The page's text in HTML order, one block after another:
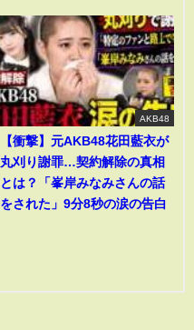
AKB48
【衝撃】元AKB48花田藍衣が
丸刈り謝罪…契約解除の真相
とは？「峯岸みなみさんの話
をされた」9分8秒の涙の告白